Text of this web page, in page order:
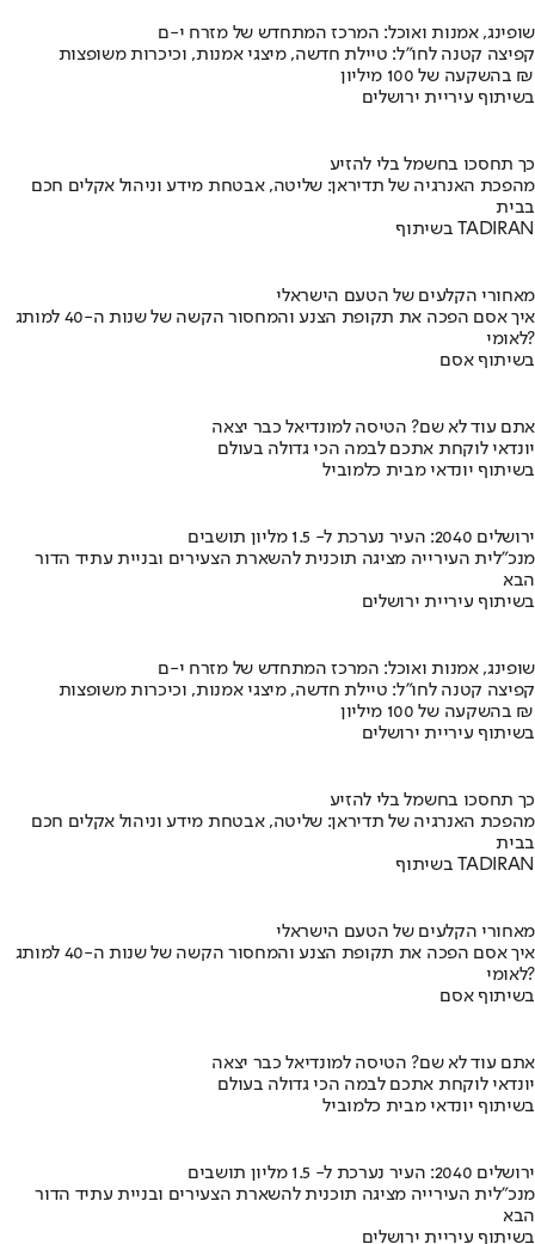
שופינג, אמנות ואוכל: המרכז המתחדש של מזרח י-ם
קפיצה קטנה לחו"ל: טיילת חדשה, מיצגי אמנות, וכיכרות משופצות
בהשקעה של 100 מיליון ₪
בשיתוף עיריית ירושלים
כך תחסכו בחשמל בלי להזיע
מהפכת האנרגיה של תדיראן: שליטה, אבטחת מידע וניהול אקלים חכם
בבית
בשיתוף TADIRAN
מאחורי הקלעים של הטעם הישראלי
איך אסם הפכה את תקופת הצנע והמחסור הקשה של שנות ה-40 למותג
לאומי?
בשיתוף אסם
אתם עוד לא שם? הטיסה למונדיאל כבר יצאה
יונדאי לוקחת אתכם לבמה הכי גדולה בעולם
בשיתוף יונדאי מבית כלמוביל
ירושלים 2040: העיר נערכת ל- 1.5 מליון תושבים
מנכ"לית העירייה מציגה תוכנית להשארת הצעירים ובניית עתיד הדור
הבא
בשיתוף עיריית ירושלים
שופינג, אמנות ואוכל: המרכז המתחדש של מזרח י-ם
קפיצה קטנה לחו"ל: טיילת חדשה, מיצגי אמנות, וכיכרות משופצות
בהשקעה של 100 מיליון ₪
בשיתוף עיריית ירושלים
כך תחסכו בחשמל בלי להזיע
מהפכת האנרגיה של תדיראן: שליטה, אבטחת מידע וניהול אקלים חכם
בבית
בשיתוף TADIRAN
מאחורי הקלעים של הטעם הישראלי
איך אסם הפכה את תקופת הצנע והמחסור הקשה של שנות ה-40 למותג
לאומי?
בשיתוף אסם
אתם עוד לא שם? הטיסה למונדיאל כבר יצאה
יונדאי לוקחת אתכם לבמה הכי גדולה בעולם
בשיתוף יונדאי מבית כלמוביל
ירושלים 2040: העיר נערכת ל- 1.5 מליון תושבים
מנכ"לית העירייה מציגה תוכנית להשארת הצעירים ובניית עתיד הדור
הבא
בשיתוף עיריית ירושלים